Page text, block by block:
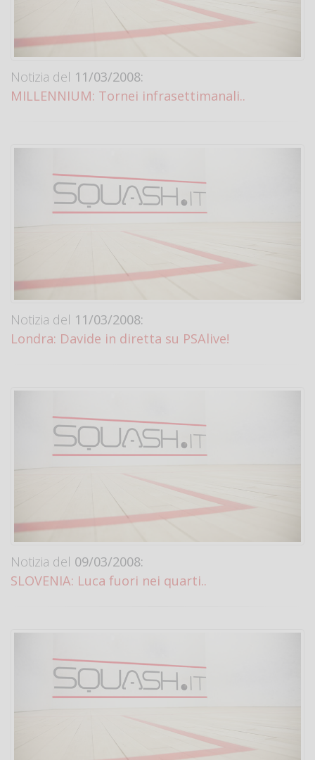
Notizia del 11/03/2008:
MILLENNIUM: Tornei infrasettimanali..
Notizia del 11/03/2008:
Londra: Davide in diretta su PSAlive!
Notizia del 09/03/2008:
SLOVENIA: Luca fuori nei quarti..